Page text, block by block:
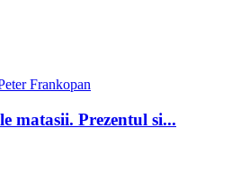
Frankopan
matasii. Prezentul si...